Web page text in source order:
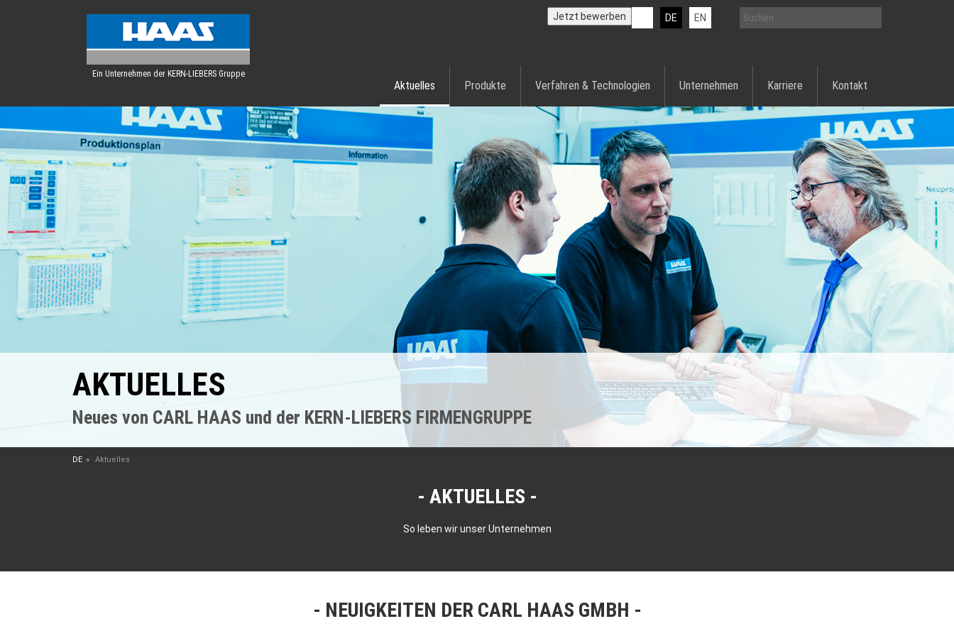
Ein Unternehmen der KERN-LIEBERS Gruppe
DE EN
Jetzt bewerben
Aktuelles Produkte Verfahren & Technologien Unternehmen Karriere Kontakt
AKTUELLES
Neues von CARL HAAS und der KERN-LIEBERS FIRMENGRUPPE
DE Aktuelles
AKTUELLES
So leben wir unser Unternehmen
NEUIGKEITEN DER CARL HAAS GMBH